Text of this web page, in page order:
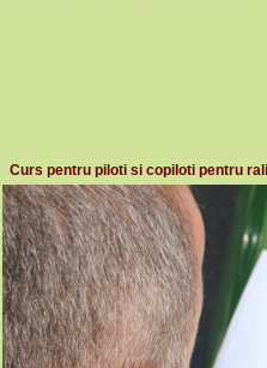
Curs pentru piloti si copiloti pentru